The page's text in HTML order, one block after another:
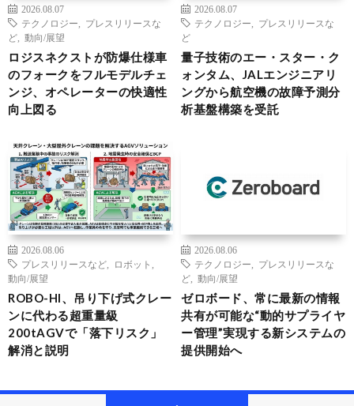
2026.08.07
テクノロジー
プレスリリースな
ど
動向/展望
ロジスネクストが防爆仕様車
のフォークをフルモデルチェ
ンジ、オペレーターの快適性
向上図る
2026.08.07
テクノロジー
プレスリリースな
ど
量子技術のエー・スター・ク
ォンタム、JALエンジニアリ
ングから航空機の故障予測分
析基盤構築を受託
2026.08.06
プレスリリースなど
ロボット
動向/展望
ROBO-HI、吊り下げ式クレー
ンに代わる超重量級
200tAGVで「落下リスク」
解消と説明
2026.08.06
テクノロジー
プレスリリースな
ど
動向/展望
ゼロボード、常に最新の情報
共有が可能な“動的サプライヤ
ー管理”実現する新システムの
提供開始へ